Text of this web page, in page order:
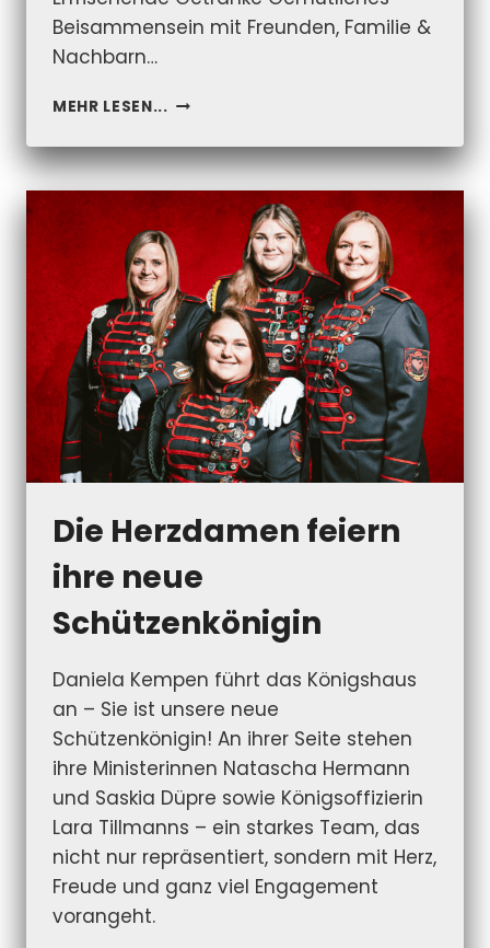
Beisammensein mit Freunden, Familie &
Nachbarn…
MEHR LESEN... ANRATHER
2025
Die Herzdamen feiern
ihre neue
Schützenkönigin
Daniela Kempen führt das Königshaus
an – Sie ist unsere neue
Schützenkönigin! An ihrer Seite stehen
ihre Ministerinnen Natascha Hermann
und Saskia Düpre sowie Königsoffizierin
Lara Tillmanns – ein starkes Team, das
nicht nur repräsentiert, sondern mit Herz,
Freude und ganz viel Engagement
vorangeht.